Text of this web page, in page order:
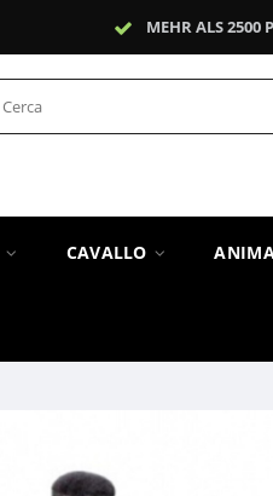
MEHR ALS 2500
CAVALLO